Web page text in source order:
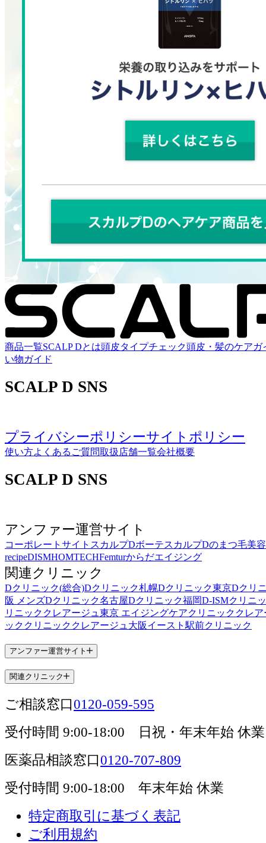
商品一覧SCALP Dとは頭皮タイプチェック頭皮・髪のケアガ
い物ガイド
SCALP D SNS
プライバシーポリシーサイトポリシー
使い方よくあるご質問取扱店舗一覧会社概要
SCALP D SNS
アンファー運営サイト
コーポレートサイト スカルプDボーテスカルプDのまつ毛美
recipeDISMHOMTECHFemturからだエイジング
関連クリニック
Dクリニック(総合)Dクリニック札幌Dクリニック東京Dクリ
阪 メンズDクリニック名古屋Dクリニック福岡D-ISMクリニ
リニック クレアージュ東京 エイジングケアクリニック クレ
ッククリニック クレアージュ大阪イースト駅前クリニック
アンファー運営サイト
関連クリニック
ご相談窓口0120-059-595
受付時間 9:00-18:00
日祝・年末年始 休業
医薬品相談窓口0120-707-809
受付時間 9:00-18:00
年末年始 休業
特定商取引に基づく表記
ご利用規約